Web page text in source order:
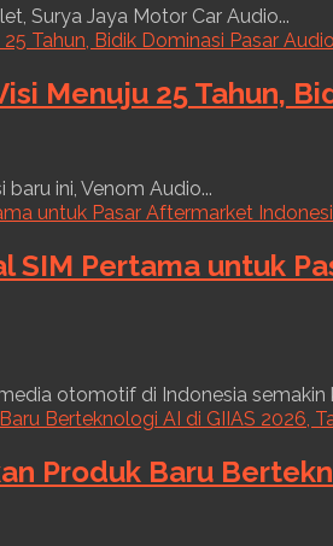
Surya Jaya Motor Car Audio...
Menuju 25 Tahun,
ini, Venom Audio...
SIM Pertama untuk
otomotif di Indonesia semakin
Produk Baru